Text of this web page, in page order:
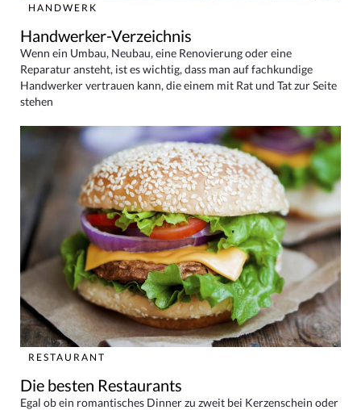
HANDWERK
Handwerker-Verzeichnis
Wenn ein Umbau, Neubau, eine Renovierung oder eine
Reparatur ansteht, ist es wichtig, dass man auf fachkundige
Handwerker vertrauen kann, die einem mit Rat und Tat zur Seite
stehen
RESTAURANT
Die besten Restaurants
Egal ob ein romantisches Dinner zu zweit bei Kerzenschein oder